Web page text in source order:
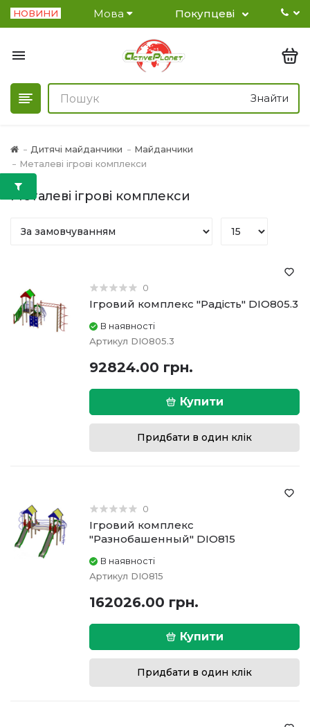
НОВИНИ Мова Покупцеві
Знайти
Дитячі майданчики
Майданчики
Металеві ігрові комплекси
Металеві ігрові комплекси
0
Ігровий комплекс "Радість" DIO805.3
В наявності
Артикул DIO805.3
92824.00 грн.
Купити
Придбати в один клік
0
Ігровий комплекс
"Разнобашенный" DIO815
В наявності
Артикул DIO815
162026.00 грн.
Купити
Придбати в один клік